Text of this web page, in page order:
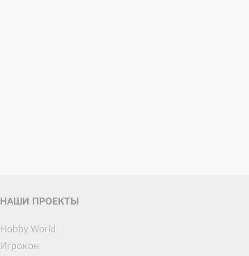
НАШИ ПРОЕКТЫ
Hobby World
Игрокон